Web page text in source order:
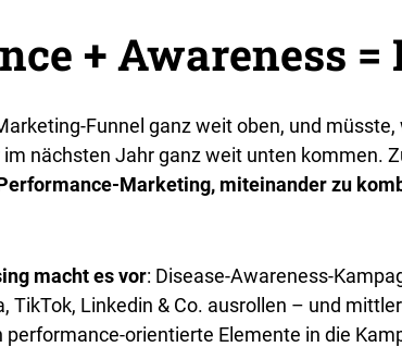
+ Awareness =
Funnel ganz weit oben, und
nächsten Jahr ganz weit unten kommen.
Marketing, miteinander zu
macht es vor: Disease-Awareness-
TikTok, Linkedin & Co. ausrollen – und
performance-orientierte Elemente in die